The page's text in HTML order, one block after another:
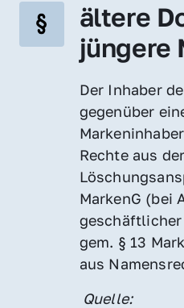
ältere
jüngere
Der Inhaber
gegenüber
Rechte aus
MarkenG (bei
gem. § 13
aus